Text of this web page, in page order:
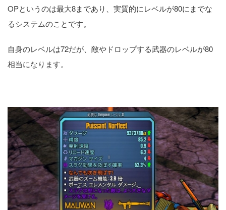
OPというのは最大8まであり、実質的にレベルが80にまでな
るシステムのことです。
自身のレベルは72だが、敵やドロップする武器のレベルが80
相当になります。